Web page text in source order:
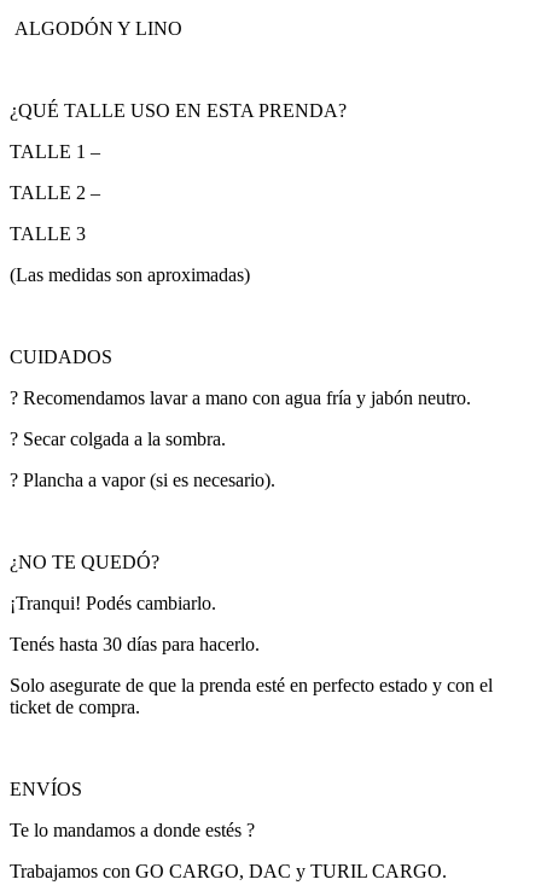
ALGODÓN Y LINO
¿QUÉ TALLE USO EN ESTA PRENDA?
TALLE 1 –
TALLE 2 –
TALLE 3
(Las medidas son aproximadas)
CUIDADOS
? Recomendamos lavar a mano con agua fría y jabón neutro.
? Secar colgada a la sombra.
? Plancha a vapor (si es necesario).
¿NO TE QUEDÓ?
¡Tranqui! Podés cambiarlo.
Tenés hasta 30 días para hacerlo.
Solo asegurate de que la prenda esté en perfecto estado y con el
ticket de compra.
ENVÍOS
Te lo mandamos a donde estés ?
Trabajamos con GO CARGO, DAC y TURIL CARGO.